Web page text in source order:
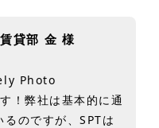
貸部 金 様
Photo
！弊社は基本的に通
のですが、SPTは